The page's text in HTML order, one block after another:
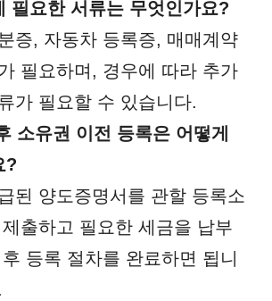
필요한 서류는 무엇인가요?
증, 자동차 등록증, 매매계약
필요하며, 경우에 따라 추가
가 필요할 수 있습니다.
소유권 이전 등록은 어떻게
?
된 양도증명서를 관할 등록소
출하고 필요한 세금을 납부
등록 절차를 완료하면 됩니